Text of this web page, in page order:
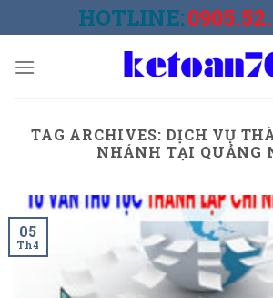
to
HOTLINE:
TAG ARCHIVES: DỊCH VỤ
NHÁNH TẠI QUẢNG
05
Th4